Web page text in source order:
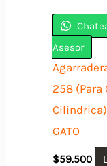
Asesor
258 (Para
GATO
$59.500